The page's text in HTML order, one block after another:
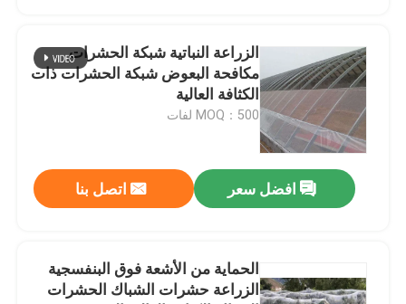
المنتجات
الزراعة النباتية شبكة الحشرات
مكافحة البعوض شبكة الحشرات ذات
الكثافة العالية
MOQ：500 لفات
افضل سعر اتصل بنا
الحماية من الأشعة فوق البنفسجية
الزراعة حشرات الشباك الحشرات